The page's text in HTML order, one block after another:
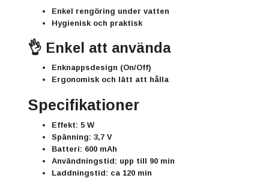
Enkel rengöring under vatten
Hygienisk och praktisk
👌 Enkel att använda
Enknappsdesign (On/Off)
Ergonomisk och lätt att hålla
Specifikationer
Effekt: 5 W
Spänning: 3,7 V
Batteri: 600 mAh
Användningstid: upp till 90 min
Laddningstid: ca 120 min